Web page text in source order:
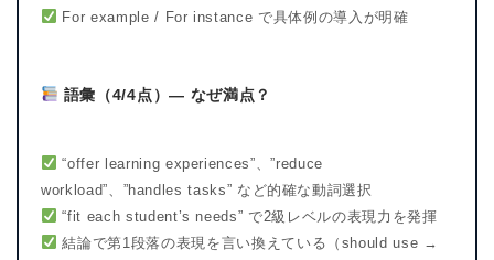
For example / For instance で具体例の導入が明確
語彙（4/4点）— なぜ満点？
“offer learning experiences”、”reduce
workload”、”handles tasks” など的確な動詞選択
“fit each student’s needs” で2級レベルの表現力を発揮
結論で第1段落の表現を言い換えている（should use →